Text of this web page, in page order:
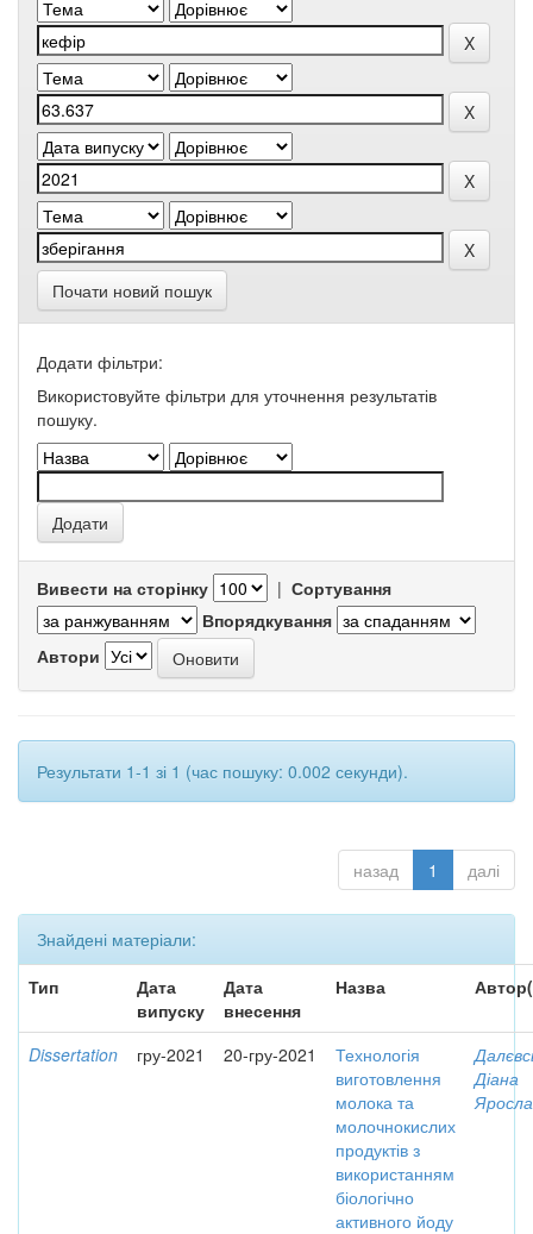
Почати новий пошук
Додати фільтри:
Використовуйте фільтри для уточнення результатів
пошуку.
Вивести на сторінку | Сортування
Впорядкування
Автори
Результати 1-1 зі 1 (час пошуку: 0.002 секунди).
назад 1 далі
Знайдені матеріали:
Тип
Дата
випуску
Дата
внесення
Назва
Dissertation гру-2021 20-гру-2021
Технологія
виготовлення
молока та
молочнокислих
продуктів з
використанням
біологічно
активного йоду
Діана